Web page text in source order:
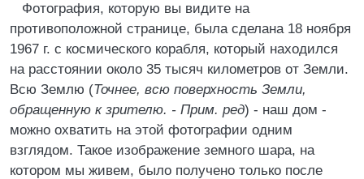
Фотография, которую вы видите на
противоположной странице, была сделана 18 ноября
1967 г. с космического корабля, который находился
на расстоянии около 35 тысяч километров от Земли.
Всю Землю (Точнее, всю поверхность Земли,
обращенную к зрителю. - Прим. ред) - наш дом -
можно охватить на этой фотографии одним
взглядом. Такое изображение земного шара, на
котором мы живем, было получено только после